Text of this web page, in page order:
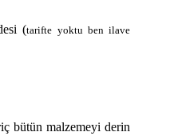
(tarifte yoktu ben ilave
bütün malzemeyi derin